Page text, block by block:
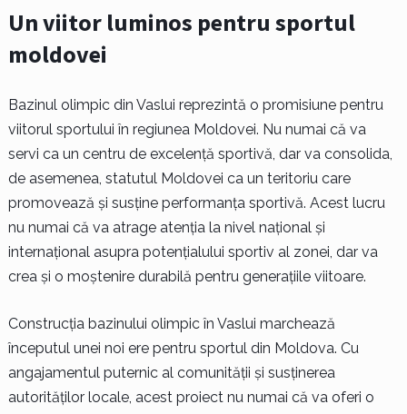
Un viitor luminos pentru sportul
moldovei
Bazinul olimpic din Vaslui reprezintă o promisiune pentru
viitorul sportului în regiunea Moldovei. Nu numai că va
servi ca un centru de excelență sportivă, dar va consolida,
de asemenea, statutul Moldovei ca un teritoriu care
promovează și susține performanța sportivă. Acest lucru
nu numai că va atrage atenția la nivel național și
internațional asupra potențialului sportiv al zonei, dar va
crea și o moștenire durabilă pentru generațiile viitoare.
Construcția bazinului olimpic în Vaslui marchează
începutul unei noi ere pentru sportul din Moldova. Cu
angajamentul puternic al comunității și susținerea
autorităților locale, acest proiect nu numai că va oferi o